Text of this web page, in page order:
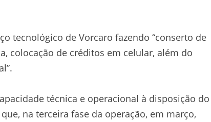
tecnológico de Vorcaro fazendo “conserto de
colocação de créditos em celular, além do
técnica e operacional à disposição do
na terceira fase da operação, em março,